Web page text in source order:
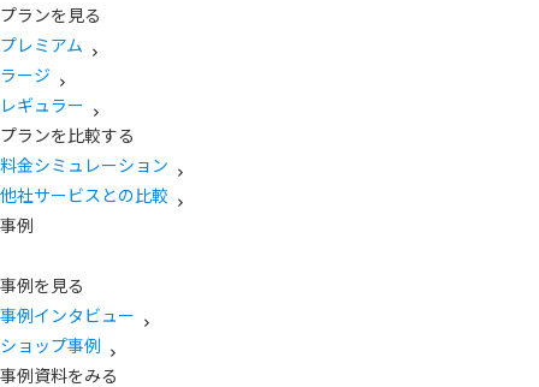
プランを見る
プレミアム
ラージ
レギュラー
プランを比較する
料金シミュレーション
他社サービスとの比較
事例
事例を見る
事例インタビュー
ショップ事例
事例資料をみる